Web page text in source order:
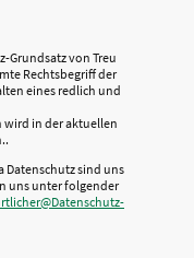
Grundsatz von Treu
Rechtsbegriff der
eines redlich und
wird in der aktuellen
Datenschutz sind uns
uns unter folgender